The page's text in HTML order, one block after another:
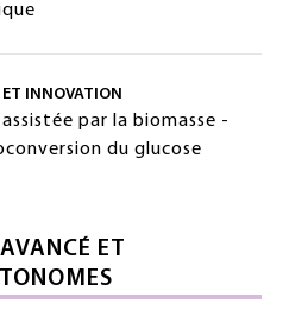
ET INNOVATION
par la biomasse -
du glucose
ET